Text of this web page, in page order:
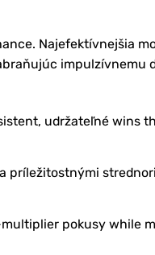
Najefektívnejšia
impulzívnemu
udržateľné wins
príležitostnými
pokusy while